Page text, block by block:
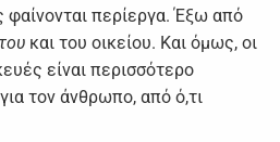
φαίνονται περίεργα. Έξω από
και του οικείου. Και όμως, οι
είναι περισσότερο
τον άνθρωπο, από ό,τι